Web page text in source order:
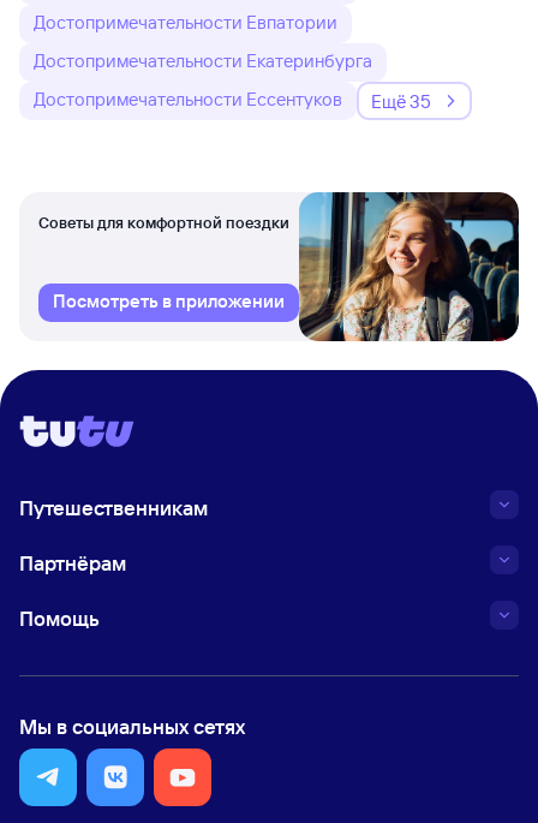
Достопримечательности Евпатории
Достопримечательности Екатеринбурга
Достопримечательности Ессентуков
Ещё 35
Советы для комфортной поездки
Посмотреть в приложении
Путешественникам
Партнёрам
Помощь
Мы в социальных сетях